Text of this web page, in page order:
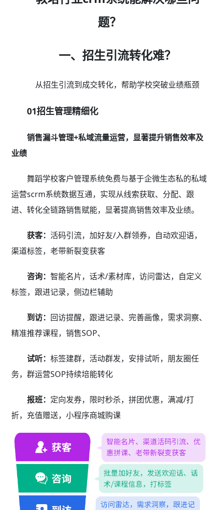
题？
一、招生引流转化难？
从招生引流到成交转化，帮助学校突破业绩瓶颈
01招生管理精细化
销售漏斗管理+私域流量运营，显著提升销售效率及
业绩
舞蹈学校客户管理系统免费与基于企微生态私的私域
运营scrm系统数据互通，实现从线索获取、分配、跟
进、转化全链路销售赋能，显著提高销售效率及业绩。
获客： 活码引流，加好友/入群领券，自动欢迎语，
渠道标签，老带新裂变获客
咨询： 智能名片，话术/素材库，访问雷达，自定义
标签，跟进记录，侧边栏辅助
到访： 回访提醒，跟进记录、完善画像，需求洞察、
精准推荐课程，销售SOP、
试听： 标签建群，活动群发，安排试听，朋友圈任
务，群运营SOP持续培能转化
报班： 定向发券，限时秒杀，拼团优惠，满减/打
折，充值赠送，小程序商城购课